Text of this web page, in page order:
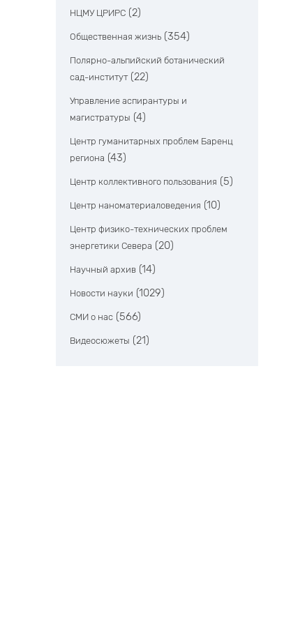
НЦМУ ЦРИРС (2)
Общественная жизнь (354)
Полярно-альпийский ботанический
сад-институт (22)
Управление аспирантуры и
магистратуры (4)
Центр гуманитарных проблем Баренц
региона (43)
Центр коллективного пользования (5)
Центр наноматериаловедения (10)
Центр физико-технических проблем
энергетики Севера (20)
Научный архив (14)
Новости науки (1029)
СМИ о нас (566)
Видеосюжеты (21)